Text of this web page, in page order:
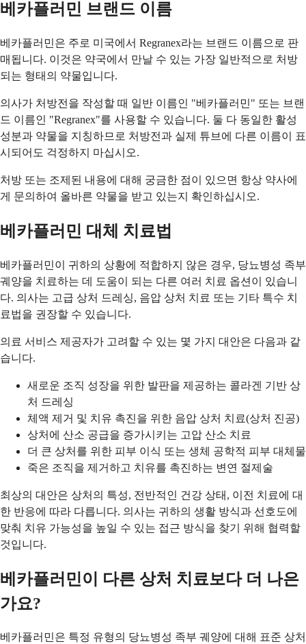
베카플러민 브랜드 이름
베카플러민은 주로 미국에서 Regranex라는 브랜드 이름으로 판
매됩니다. 이것은 약국에서 만날 수 있는 가장 일반적으로 처방
되는 형태의 약물입니다.
의사가 처방전을 작성할 때 일반 이름인 "베카플러민" 또는 브랜
드 이름인 "Regranex"를 사용할 수 있습니다. 둘 다 동일한 활성
성분과 약물을 지칭하므로 처방전과 실제 튜브에 다른 이름이 표
시되어도 걱정하지 마십시오.
처방 또는 조제된 내용에 대해 궁금한 점이 있으면 항상 약사에
게 문의하여 올바른 약물을 받고 있는지 확인하십시오.
베카플러민 대체 치료법
베카플러민이 귀하의 상황에 적합하지 않은 경우, 당뇨병성 족부
궤양을 치료하는 데 도움이 되는 다른 여러 치료 옵션이 있습니
다. 의사는 고급 상처 드레싱, 음압 상처 치료 또는 기타 특수 치
료법을 권장할 수 있습니다.
의료 서비스 제공자가 고려할 수 있는 몇 가지 대안은 다음과 같
습니다.
새로운 조직 성장을 위한 발판을 제공하는 콜라겐 기반 상
처 드레싱
체액 제거 및 치유 촉진을 위한 음압 상처 치료(상처 진공)
상처에 산소 공급을 증가시키는 고압 산소 치료
더 큰 상처를 위한 피부 이식 또는 생체 공학적 피부 대체물
죽은 조직을 제거하고 치유를 촉진하는 변연 절제술
최상의 대안은 상처의 특성, 전반적인 건강 상태, 이전 치료에 대
한 반응에 따라 다릅니다. 의사는 귀하의 생활 방식과 선호도에
맞춰 치유 가능성을 높일 수 있는 접근 방식을 찾기 위해 협력할
것입니다.
베카플러민이 다른 상처 치료보다 더 나은
가요?
베카플러민은 특정 유형의 당뇨병성 족부 궤양에 대해 표준 상처